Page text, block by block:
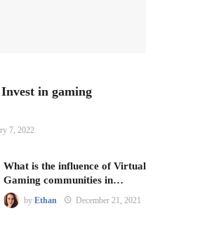
in gaming
7, 2022
What is the influence of Virtual
Gaming communities in…
by Ethan December 21, 2021